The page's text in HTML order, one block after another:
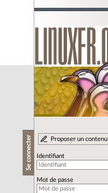
Se connecter Proposer un contenu
Identifiant
Mot de passe